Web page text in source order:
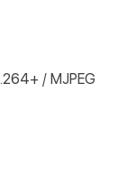
/ MJPEG